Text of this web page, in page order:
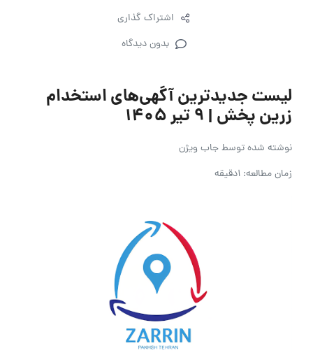
اشتراک گذاری
بدون دیدگاه
لیست جدیدترین آگهی‌های استخدام
زرین پخش | ۹ تیر ۱۴۰۵
نوشته شده توسطجاب ویژن
زمان مطالعه: 1دقیقه